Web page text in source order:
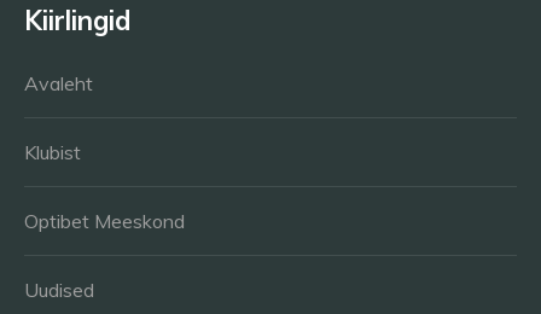
Kiirlingid
Avaleht
Klubist
Optibet Meeskond
Uudised